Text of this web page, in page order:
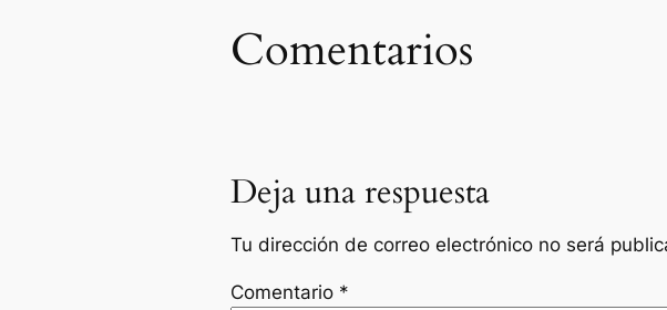
Comentarios
Deja una respuesta
Tu dirección de correo electrónico no será
Comentario *